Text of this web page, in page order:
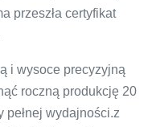
przeszła certyfikat
i wysoce precyzyjną
roczną produkcję 20
pełnej wydajności.z